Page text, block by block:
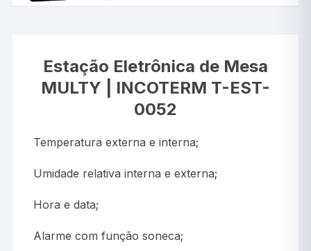
Estação Eletrônica de Mesa
MULTY | INCOTERM T-EST-
0052
Temperatura externa e interna;
Umidade relativa interna e externa;
Hora e data;
Alarme com função soneca;